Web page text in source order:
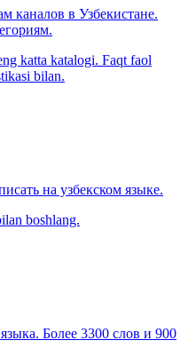
каналов в Узбекистане.
katta katalogi. Faqt faol
bilan.
на узбекском языке.
boshlang.
Более 3300 слов и 900